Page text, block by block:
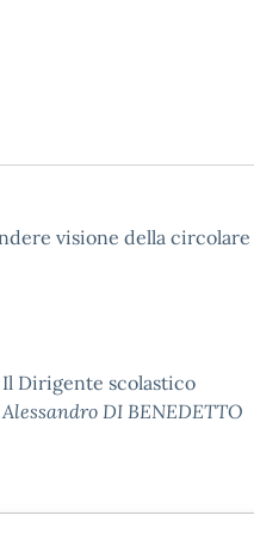
visione della
Il Dirigente scolastico
DI BENEDETTO